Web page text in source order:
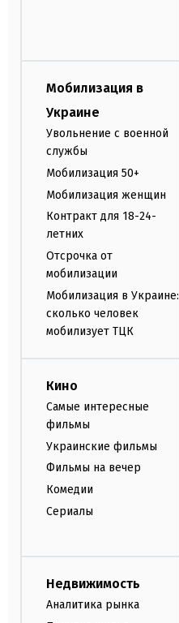
Мобилизация в
Украине
Увольнение с военной
службы
Мобилизация 50+
Мобилизация женщин
Контракт для 18-24-
летних
Отсрочка от
мобилизации
Мобилизация в Украине:
сколько человек
мобилизует ТЦК
Кино
Самые интересные
фильмы
Украинские фильмы
Фильмы на вечер
Комедии
Сериалы
Недвижимость
Аналитика рынка